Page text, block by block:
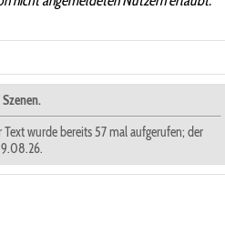
wurde bereits 57 mal aufgerufen; der